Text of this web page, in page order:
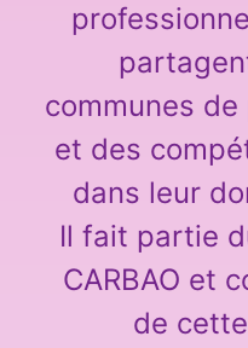
communes
et des
dans leur
Il fait partie
CARBAO et
de